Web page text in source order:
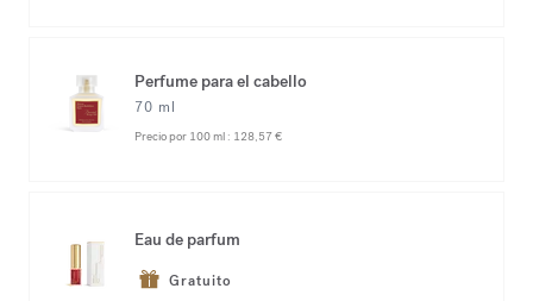
Perfume para el cabello
70 ml
Precio por 100 ml : 128,57 €
Eau de parfum
Gratuito